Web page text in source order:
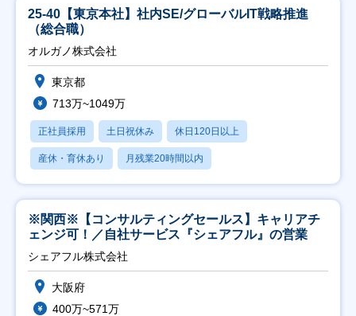
25-40【東京本社】社内SE/グローバルIT戦略推進
（総合職）
オルガノ株式会社
東京都
713万~1049万
正社員採用 土日祝休み 休日120日以上
産休・育休あり 月残業20時間以内
※関西※【コンサルティングセールス】キャリアチ
ェンジ可！／自社サービス『シェアフル』の営業
シェアフル株式会社
大阪府
400万~571万